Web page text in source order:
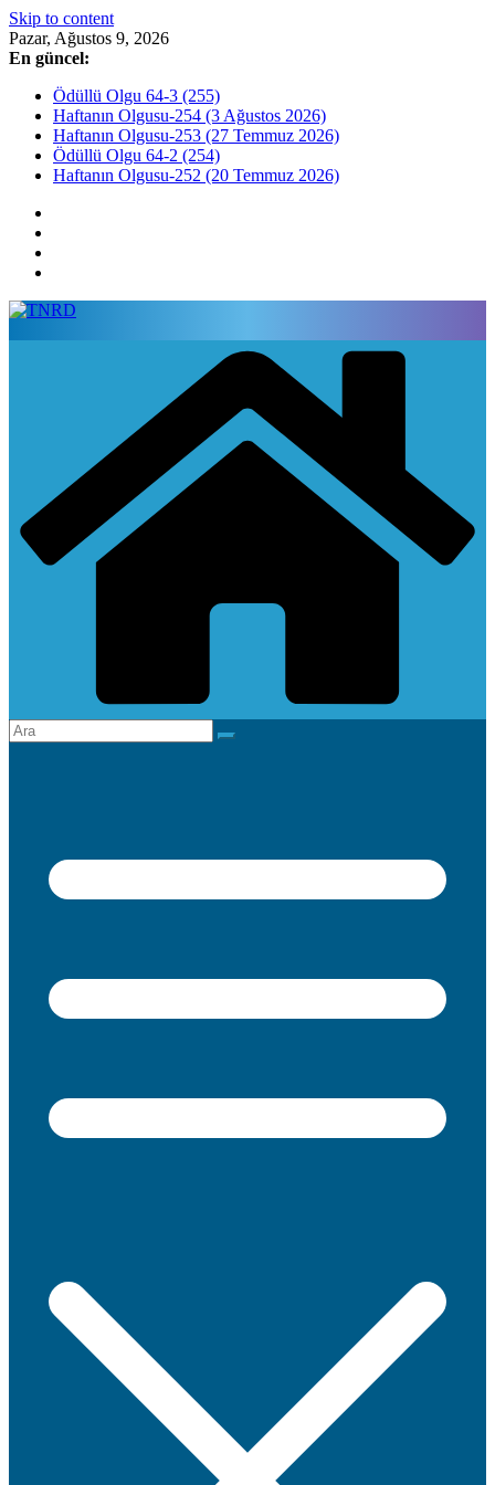
Skip to content
Pazar, Ağustos 9, 2026
En güncel:
Ödüllü Olgu 64-3 (255)
Haftanın Olgusu-254 (3 Ağustos 2026)
Haftanın Olgusu-253 (27 Temmuz 2026)
Ödüllü Olgu 64-2 (254)
Haftanın Olgusu-252 (20 Temmuz 2026)